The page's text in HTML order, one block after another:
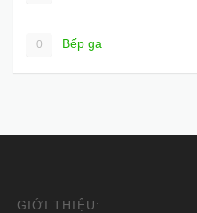
0 Bếp ga
GIỚI THIỆU: